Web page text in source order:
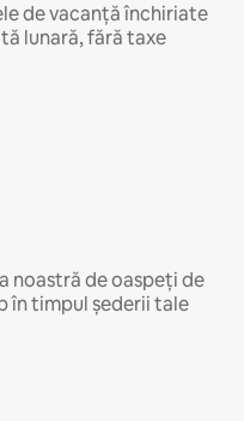
de vacanță închiriate
lunară, fără taxe
noastră de oaspeți de
în timpul șederii tale